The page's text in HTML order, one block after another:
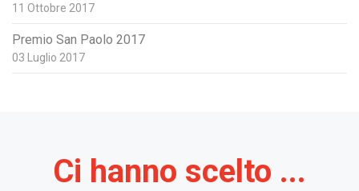
11 Ottobre 2017
Premio San Paolo 2017
03 Luglio 2017
Ci hanno scelto ...